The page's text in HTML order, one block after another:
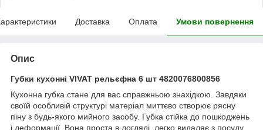
Доставка Оплата Умови повернення
Опис
Губки кухонні VIVAT рельєфна 6 шт 4820076800856
Кухонна губка стане для вас справжньою знахідкою. Завдяки
своїй особливій структурі матеріал миттєво створює рясну
піну з будь-якого мийного засобу. Губка стійка до пошкоджень
і деформації. Вона проста в догляді, легко видаляє з посуду